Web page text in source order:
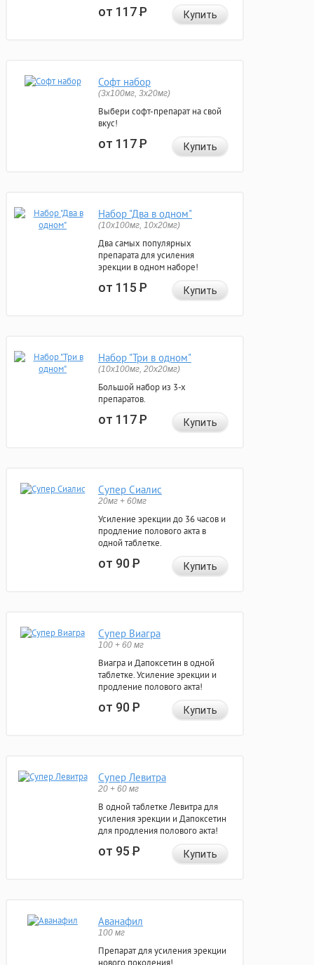
от 117Р Купить
Софт набор
(3x100мг, 3x20мг)
Выбери софт-препарат на свой
вкус!
от 117Р Купить
Набор "Два в одном"
(10x100мг, 10x20мг)
Два самых популярных
препарата для усиления
эрекции в одном наборе!
от 115Р Купить
Набор "Три в одном"
(10x100мг, 20x20мг)
Большой набор из 3-х
препаратов.
от 117Р Купить
Супер Сиалис
20мг + 60мг
Усиление эрекции до 36 часов и
продление полового акта в
одной таблетке.
от 90Р Купить
Супер Виагра
100 + 60 мг
Виагра и Дапоксетин в одной
таблетке. Усиление эрекции и
продление полового акта!
от 90Р Купить
Супер Левитра
20 + 60 мг
В одной таблетке Левитра для
усиления эрекции и Дапоксетин
для продления полового акта!
от 95Р Купить
Аванафил
100 мг
Препарат для усиления эрекции